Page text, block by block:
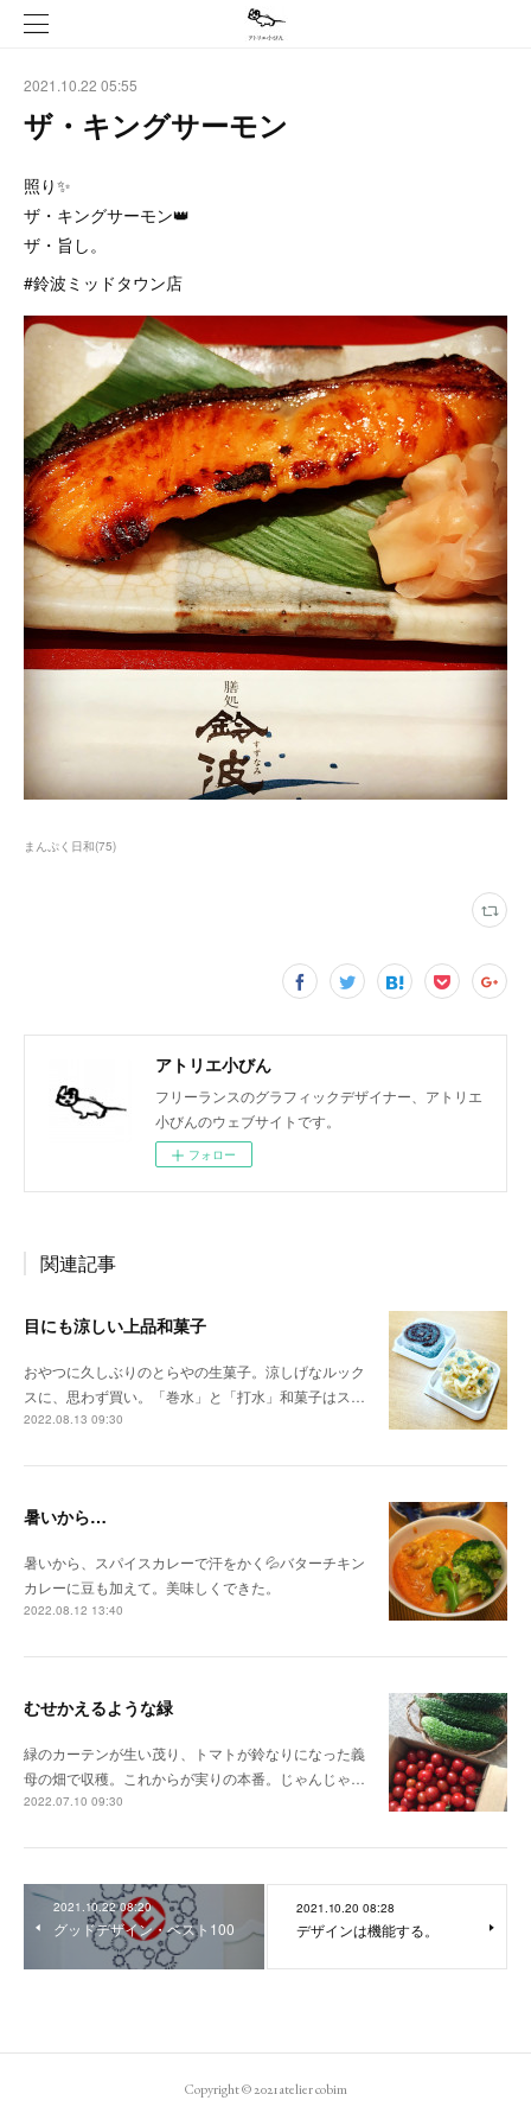
2021.10.22 05:55
ザ・キングサーモン
照り✨
ザ・キングサーモン👑
ザ・旨し。
#鈴波ミッドタウン店
まんぷく日和(75)
アトリエ小びん
フリーランスのグラフィックデザイナー、アトリエ
小びんのウェブサイトです。
フォロー
関連記事
目にも涼しい上品和菓子
おやつに久しぶりのとらやの生菓子。涼しげなルック
スに、思わず買い。「巻水」と「打水」和菓子はス…
2022.08.13 09:30
暑いから…
暑いから、スパイスカレーで汗をかく💦バターチキン
カレーに豆も加えて。美味しくできた。
2022.08.12 13:40
むせかえるような緑
緑のカーテンが生い茂り、トマトが鈴なりになった義
母の畑で収穫。これからが実りの本番。じゃんじゃ…
2022.07.10 09:30
2021.10.22 08:20
グッドデザイン・ベスト100
2021.10.20 08:28
デザインは機能する。
Copyright © 2021 atelier cobim